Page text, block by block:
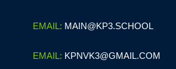
EMAIL: MAIN@KP3.SCHOOL
EMAIL: KPNVK3@GMAIL.COM